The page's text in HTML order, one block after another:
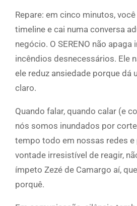
Repare: em cinco minutos,
timeline e cai numa conversa
negócio. O SERENO não
incêndios desnecessários. Ele
ele reduz ansiedade porque dá
claro.
Quando falar, quando calar (e
nós somos inundados por
tempo todo em nossas redes e
vontade irresistível de reagir,
ímpeto Zezé de Camargo aí,
porquê.